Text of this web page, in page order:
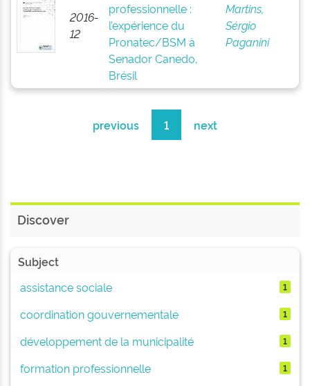
2016-
12
professionnelle :
l’expérience du
Pronatec/BSM à
Senador Canedo,
Brésil
Martins,
Sérgio
Paganini
previous 1 next
Discover
Subject
assistance sociale
1
coordination gouvernementale 1
développement de la municipalité 1
formation professionnelle 1